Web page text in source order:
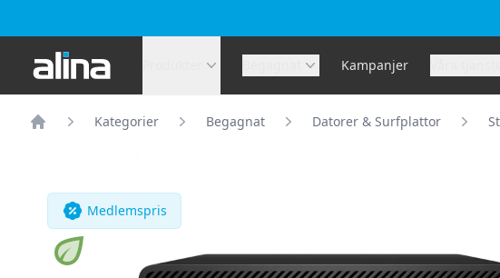
Alina.se Kampanjer
Kategorier Begagnat Datorer & Surfplattor
Medlemspris